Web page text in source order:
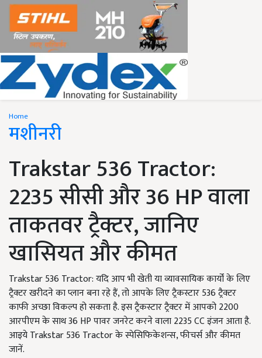
Home
मशीनरी
Trakstar 536 Tractor:
2235 सीसी और 36 HP वाला
ताकतवर ट्रैक्टर, जानिए
खासियत और कीमत
Trakstar 536 Tractor: यदि आप भी खेती या व्यावसायिक कार्यों के लिए
ट्रैक्टर खरीदने का प्लान बना रहे हैं, तो आपके लिए ट्रैकस्टार 536 ट्रैक्टर
काफी अच्छा विकल्प हो सकता है. इस ट्रैकस्टार ट्रैक्टर में आपको 2200
आरपीएम के साथ 36 HP पावर जनरेट करने वाला 2235 CC इंजन आता है.
आइये Trakstar 536 Tractor के स्पेसिफिकेशन्स, फीचर्स और कीमत
जानें.